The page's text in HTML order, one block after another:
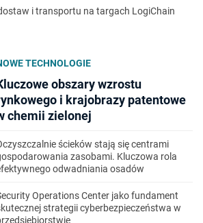
i transportu na targach LogiChain
TECHNOLOGIE
obszary wzrostu
i krajobrazy patentowe
chemii zielonej
ścieków stają się centrami
zasobami. Kluczowa rola
odwadniania osadów
Operations Center jako fundament
strategii cyberbezpieczeństwa w